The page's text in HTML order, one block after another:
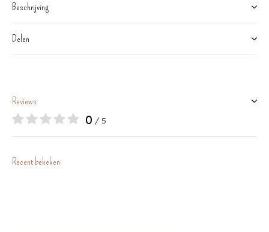
Beschrijving
Delen
Reviews
0 / 5
Recent bekeken